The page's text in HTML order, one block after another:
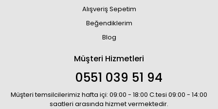
Alışveriş Sepetim
Beğendiklerim
Blog
Müşteri Hizmetleri
0551 039 51 94
Müşteri temsilcilerimiz hafta içi: 09:00 - 18:00 C.tesi 09:00 - 14:00
saatleri arasında hizmet vermektedir.